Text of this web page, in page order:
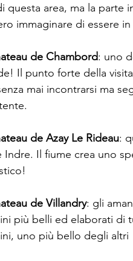
questa area, ma la parte
immaginare di essere in
de Chambord: uno
Il punto forte della
mai incontrarsi ma
de Azay Le Rideau:
Indre. Il fiume crea uno
de Villandry: gli
più belli ed elaborati di
uno più bello degli altri